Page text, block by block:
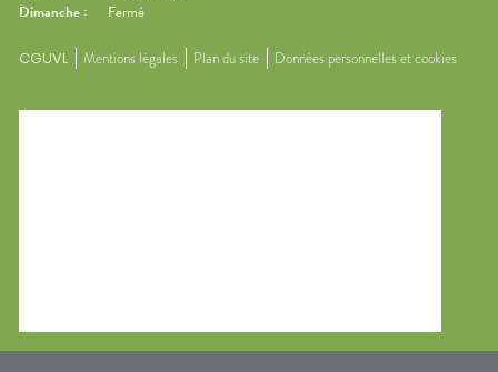
Dimanche : Fermé
CGUVL Mentions légales Plan du site Données personnelles et cookies